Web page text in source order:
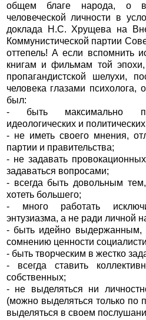
общем благе народа, о
человеческой личности в
доклада Н.С. Хрущева на
Коммунистической партии
оттепель! А если вспомнить
книгам и фильмам той
пропагандистской шелухи,
человека глазами психолога,
был:
- быть максимально
идеологических и
- не иметь своего мнения,
партии и правительства;
- не задавать
задаваться вопросами;
- всегда быть довольным
хотеть большего;
- много работать
энтузиазма, а не ради личной
- быть идейно выдержанным,
сомнению ценности
- быть творческим в жестко
- всегда ставить
собственных;
- не выделяться ни
(можно выделяться только по
выделяться в своем